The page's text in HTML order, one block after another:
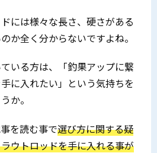
には様々な長さ、硬さがある
か全く分からないですよね。
いる方は、「釣果アップに繋
に入れたい」という気持ちを
か。
を読む事で選び方に関する疑
ウトロッドを手に入れる事が